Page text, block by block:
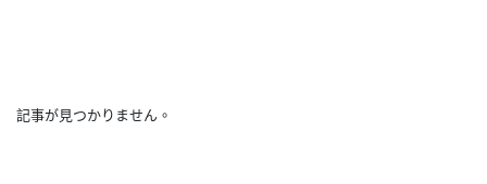
記事が見つかりません。